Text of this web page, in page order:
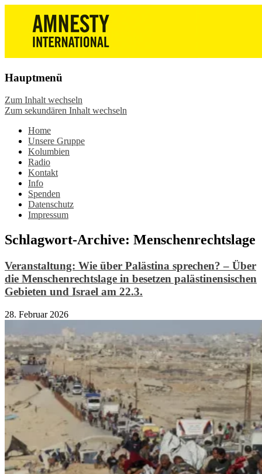
Amnesty International
Wiesbaden – Infos, Adresse,
Gruppentreffen
Die Wiesbadener Amnesty-Gruppen
stellen sich vor, bieten interessante
Veranstaltungen und Aktionen zum
Mitmachen – online oder in der Gruppe.
Sei dabei.
Hauptmenü
Zum Inhalt wechseln
Zum sekundären Inhalt wechseln
Home
Unsere Gruppe
Kolumbien
Radio
Kontakt
Info
Spenden
Datenschutz
Impressum
Schlagwort-Archive: Menschenrechtslage
Veranstaltung: Wie über Palästina sprechen? – Über
die Menschenrechtslage in besetzen palästinensischen
Gebieten und Israel am 22.3.
28. Februar 2026